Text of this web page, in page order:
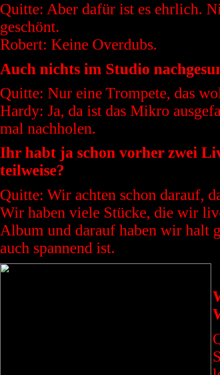
Quitte: Aber dafür ist es ehrlich.
geschönt.
Robert: Keine Overdubs.
Auch nichts im Studio
Quitte: Nur eine Trompete, das
Hardy: Ja, da ist das Mikro
mal nachholen.
Ihr habt ja schon vorher zwei
teilweise?
Quitte: Wir achten schon darauf,
Wir haben viele Stücke, die wir
Album und darauf haben wir halt
auch spannend ist.